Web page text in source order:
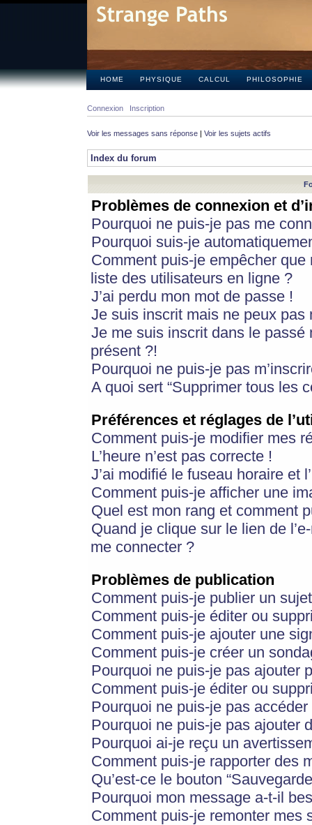
HOME PHYSIQUE CALCUL PHILOSOPHIE
Connexion Inscription
Voir les messages sans réponse | Voir les sujets actifs
Index du forum
Problèmes de connexion et
Pourquoi ne puis-je pas me
Pourquoi suis-je
Comment puis-je empêcher
liste des utilisateurs en ligne ?
J’ai perdu mon mot de passe !
Je suis inscrit mais ne peux pas
Je me suis inscrit dans le
présent ?!
Pourquoi ne puis-je pas
A quoi sert “Supprimer tous les
Préférences et réglages de
Comment puis-je modifier mes
L’heure n’est pas correcte !
J’ai modifié le fuseau horaire et
Comment puis-je afficher une
Quel est mon rang et comment
Quand je clique sur le lien de
me connecter ?
Problèmes de publication
Comment puis-je publier un
Comment puis-je éditer ou
Comment puis-je ajouter une
Comment puis-je créer un
Pourquoi ne puis-je pas ajouter
Comment puis-je éditer ou
Pourquoi ne puis-je pas
Pourquoi ne puis-je pas ajouter
Pourquoi ai-je reçu un
Comment puis-je rapporter des
Qu’est-ce le bouton
Pourquoi mon message a-t-il
Comment puis-je remonter mes